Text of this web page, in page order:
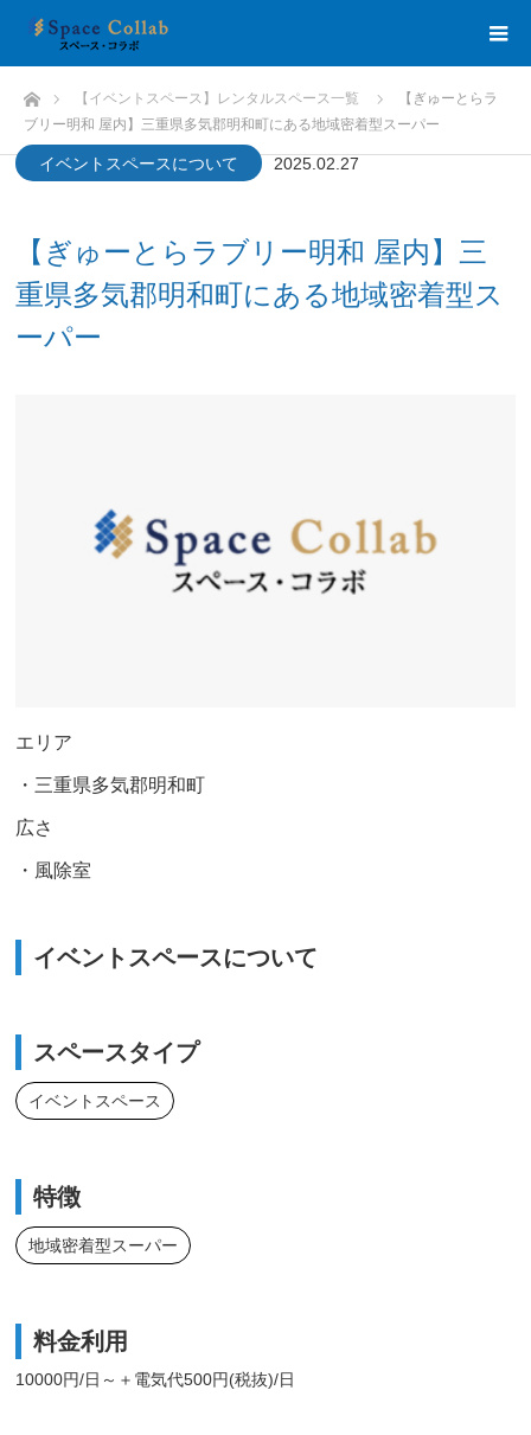
HOME 【イベントスペース】レンタルスペース一覧
【ぎゅーとらラ
ブリー明和 屋内】三重県多気郡明和町にある地域密着型スーパー
イベントスペースについて 2025.02.27
【ぎゅーとらラブリー明和 屋内】三
重県多気郡明和町にある地域密着型ス
ーパー
エリア
・三重県多気郡明和町
広さ
・風除室
イベントスペースについて
スペースタイプ
イベントスペース
特徴
地域密着型スーパー
料金利用
10000円/日～＋電気代500円(税抜)/日